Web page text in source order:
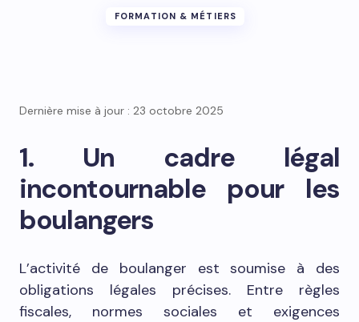
FORMATION & MÉTIERS
Dernière mise à jour : 23 octobre 2025
1. Un cadre légal
incontournable pour les
boulangers
L’activité de boulanger est soumise à des
obligations légales précises. Entre règles
fiscales, normes sociales et exigences